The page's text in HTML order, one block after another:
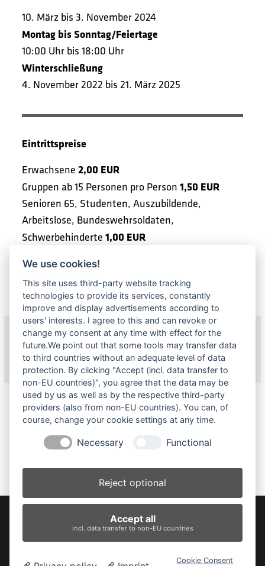
10. März bis 3. November 2024
Montag bis Sonntag/Feiertage
10:00 Uhr bis 18:00 Uhr
Winterschließung
4. November 2022 bis 21. März 2025
Eintrittspreise
Erwachsene 2,00 EUR
Gruppen ab 15 Personen pro Person1,50 EUR
Senioren 65, Studenten, Auszubildende,
Arbeitslose, Bundeswehrsoldaten,
Schwerbehinderte 1,00 EUR
geschlossene Schulklassen, Schüler über 18
JahrenEintritt frei
Haus der Fotografie bei Facebook
Weitere Kunstausstellungen der Stadt
Burghausen
LEA DRAEGER ∙ ÖKONOMISCHE PÄPST*
© 2026 Haus der Fotografie Burghausen
We use cookies!
This site uses third-party website tracking
technologies to provide its services, constantly
improve and display advertisements according to
users' interests. I agree to this and can revoke or
change my consent at any time with effect for the
future.We point out that some tools may transfer data
to third countries without an adequate level of data
protection. By clicking "Accept (incl. data transfer to
non-EU countries)", you agree that the data may be
used by us as well as by the respective third-party
providers (also from non-EU countries). You can, of
course, change your cookie settings at any time.
Necessary Functional
Reject optional
Accept all
incl. data transfer to non-EU countries
Cookie Consent